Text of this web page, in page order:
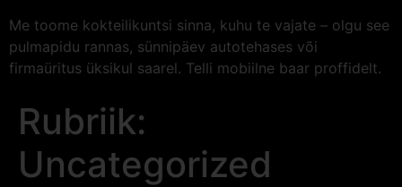
Me toome kokteilikuntsi sinna, kuhu te vajate – olgu see
pulmapidu rannas, sünnipäev autotehases või
firmaüritus üksikul saarel. Telli mobiilne baar proffidelt.
Rubriik:
Uncategorized